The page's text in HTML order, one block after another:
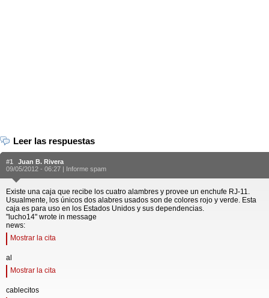
Leer las respuestas
#1
Juan B. Rivera
09/05/2012 - 06:27 | Informe spam
Existe una caja que recibe los cuatro alambres y provee un enchufe RJ-11.
Usualmente, los únicos dos alabres usados son de colores rojo y verde. Esta
caja es para uso en los Estados Unidos y sus dependencias.
"lucho14" wrote in message
news:
Mostrar la cita
al
Mostrar la cita
cablecitos